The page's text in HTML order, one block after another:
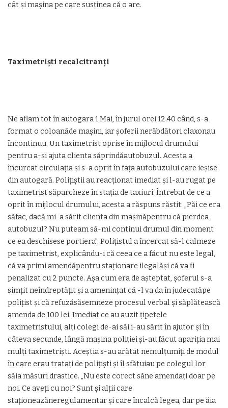
cât și mașina pe care susținea că o are.
Taximetriști recalcitranți
Ne aflam tot în autogara 1 Mai, în jurul orei 12.40 când, s-a
format o coloanăde mașini, iar șoferii nerăbdători claxonau
încontinuu. Un taximetrist oprise în mijlocul drumului
pentru a-și ajuta clienta săprindăautobuzul. Acesta a
încurcat circulația și s-a oprit în fața autobuzului care ieșise
din autogară. Polițiștii au reacționat imediat și l-au rugat pe
taximetrist săparcheze în stația de taxiuri. Întrebat de ce a
oprit în mijlocul drumului, acesta a răspuns răstit: „Păi ce era
săfac, dacă mi-a sărit clienta din mașinăpentru că pierdea
autobuzul? Nu puteam să-mi continui drumul din moment
ce ea deschisese portiera”. Polițistul a încercat să-l calmeze
pe taximetrist, explicându-i că ceea ce a făcut nu este legal,
că va primi amendăpentru staționare ilegalăși că va fi
penalizat cu 2 puncte. Așa cum era de așteptat, șoferul s-a
simțit neîndreptățit și a amenințat că -l va da în judecatăpe
polițist și că refuzăsăsemneze procesul verbal și săplătească
amenda de 100 lei. Imediat ce au auzit țipetele
taximetristului, alți colegi de-ai săi i-au sărit în ajutor și în
câteva secunde, lângă mașina poliției și-au făcut apariția mai
mulți taximetriști. Aceștia s-au arătat nemulțumiți de modul
în care erau tratați de polițiști și îl sfătuiau pe colegul lor
săia măsuri drastice. „Nu este corect săne amendați doar pe
noi. Ce aveți cu noi? Sunt și alții care
staționeazăneregulamentar și care încalcă legea, dar pe ăia